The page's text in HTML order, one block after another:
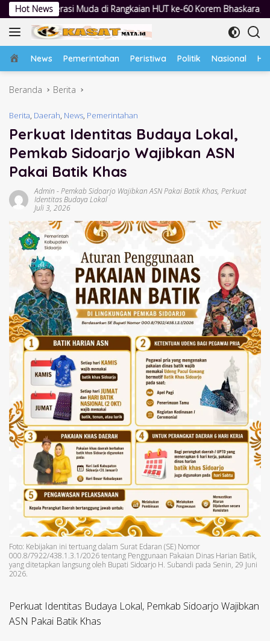
Langsung
ke
konten
Hot News
di Rangkaian HUT ke-60 Korem Bhaskara Jaya Lewat
Home
News Pemerintahan Peristiwa Politik Nasional
Beranda Berita
Berita, Daerah, News, Pemerintahan
Perkuat Identitas Budaya Lokal,
Pemkab Sidoarjo Wajibkan ASN
Pakai Batik Khas
Admin -Pemkab Sidoarjo Wajibkan ASN Pakai Batik Khas, Perkuat
Identitas Budaya Lokal
Juli 3, 2026
Foto: Kebijakan ini tertuang dalam Surat Edaran (SE) Nomor
000.8/7922/438.1.3.1/2026 tentang Penggunaan Pakaian Dinas Harian Batik,
yang ditetapkan langsung oleh Bupati Sidoarjo H. Subandi pada Senin, 29 Juni
2026.
Perkuat Identitas Budaya Lokal, Pemkab Sidoarjo Wajibkan
ASN Pakai Batik Khas